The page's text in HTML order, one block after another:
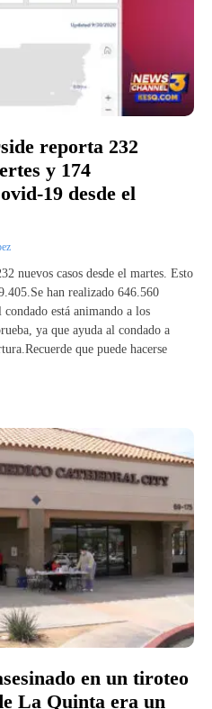
reporta 232
y 174
19 desde el
nuevos casos desde el martes. Esto
han realizado 646.560
está animando a los
ya que ayuda al condado a
que puede hacerse
en un tiroteo
La Quinta era un